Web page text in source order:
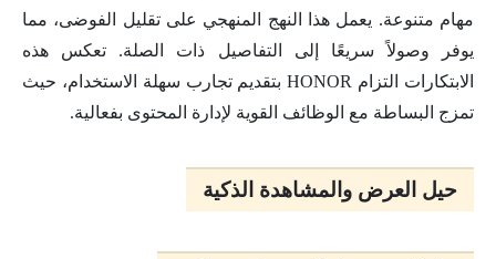
مهام متنوعة. يعمل هذا النهج المنهجي على تقليل الفوضى، مما
يوفر وصولاً سريعًا إلى التفاصيل ذات الصلة. تعكس هذه
الابتكارات التزام HONOR بتقديم تجارب سهلة الاستخدام، حيث
تمزج البساطة مع الوظائف القوية لإدارة المحتوى بفعالية.
حيل العرض والمشاهدة الذكية